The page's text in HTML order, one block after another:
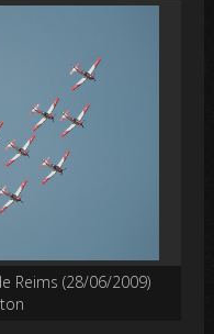
Reims (28/06/2009)